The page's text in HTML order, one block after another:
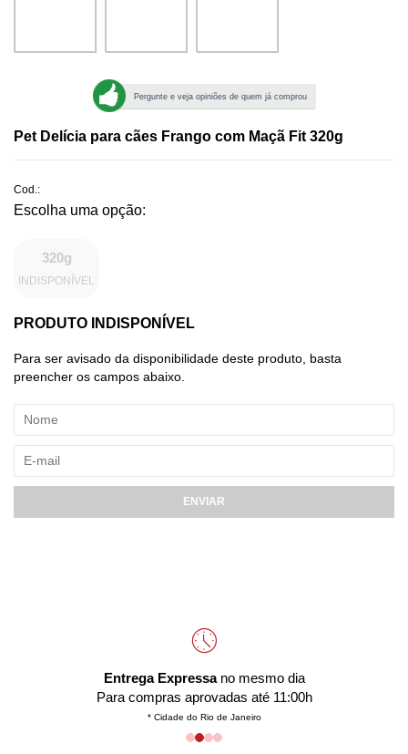
Pergunte e veja opiniões de quem já comprou
Pet Delícia para cães Frango com Maçã Fit 320g
Cod.:
320g
INDISPONÍVEL
PRODUTO INDISPONÍVEL
Para ser avisado da disponibilidade deste produto, basta
preencher os campos abaixo.
ENVIAR
Entrega Expressano mesmo dia
Para compras aprovadas até 11:00h
* Cidade do Rio de Janeiro